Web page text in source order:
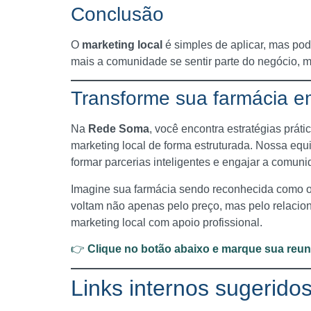
Conclusão
O marketing local é simples de aplicar, mas
mais a comunidade se sentir parte do negócio,
Transforme sua farmácia
Na Rede Soma, você encontra estratégias
marketing local de forma estruturada. Nossa
formar parcerias inteligentes e engajar a
Imagine sua farmácia sendo reconhecida
voltam não apenas pelo preço, mas pelo
marketing local com apoio profissional.
👉 Clique no botão abaixo e marque sua
Links internos